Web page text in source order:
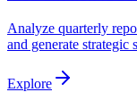
Analyze quarterly
and generate
Explore